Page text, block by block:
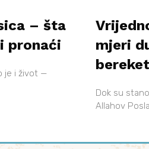
– šta
pronaći
je i život —
mjeri
Dok su
Allahov